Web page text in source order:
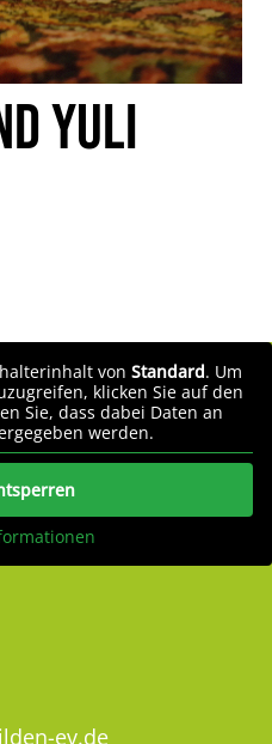
YULI
von Standard. Um
klicken Sie auf den
Sie, dass dabei Daten an
werden.
ev.de